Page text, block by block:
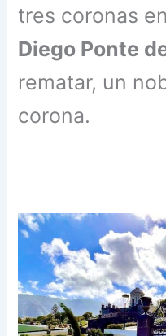
tres coronas
Diego Ponte
rematar, un
corona.